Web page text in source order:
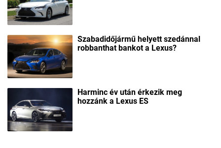
Szabadidőjármű helyett szedánnal
robbanthat bankot a Lexus?
Harminc év után érkezik meg
hozzánk a Lexus ES